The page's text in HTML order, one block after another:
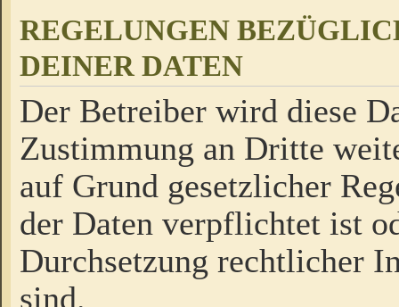
REGELUNGEN
DEINER DATEN
Der Betreiber wird diese
Zustimmung an Dritte
auf Grund gesetzlicher
der Daten verpflichtet ist
Durchsetzung rechtlicher
sind.